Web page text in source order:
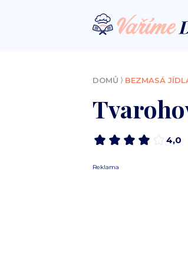
DOMŮ ⟩ BEZMASÁ
4,0
Reklama